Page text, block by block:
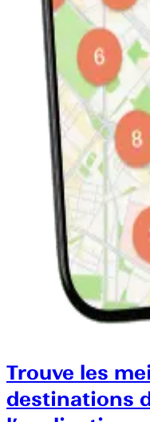
Trouve les
destinations